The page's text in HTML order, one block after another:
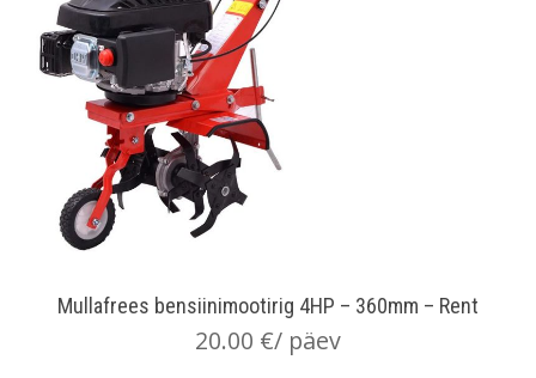
Mullafrees bensiinimootirig 4HP – 360mm – Rent
20.00 €/ päev